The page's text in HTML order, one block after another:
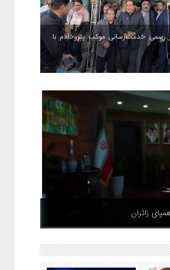
رسمی خدمت‌رسانی موکب پتروخادم با
زائران